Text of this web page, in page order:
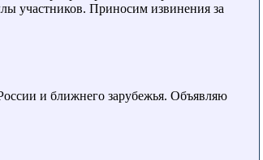
участников. Приносим извинения за
и ближнего зарубежья. Объявляю